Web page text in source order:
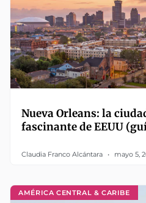
Nueva Orleans: la
fascinante de EEUU
Claudia Franco Alcántara mayo 5,
AMÉRICA CENTRAL & CARIBE